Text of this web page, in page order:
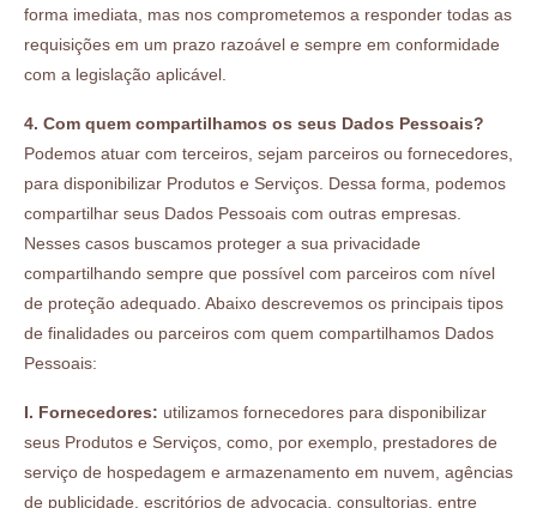
forma imediata, mas nos comprometemos a responder todas as
requisições em um prazo razoável e sempre em conformidade
com a legislação aplicável.
4. Com quem compartilhamos os seus Dados Pessoais?
Podemos atuar com terceiros, sejam parceiros ou fornecedores,
para disponibilizar Produtos e Serviços. Dessa forma, podemos
compartilhar seus Dados Pessoais com outras empresas.
Nesses casos buscamos proteger a sua privacidade
compartilhando sempre que possível com parceiros com nível
de proteção adequado. Abaixo descrevemos os principais tipos
de finalidades ou parceiros com quem compartilhamos Dados
Pessoais:
I. Fornecedores: utilizamos fornecedores para disponibilizar
seus Produtos e Serviços, como, por exemplo, prestadores de
serviço de hospedagem e armazenamento em nuvem, agências
de publicidade, escritórios de advocacia, consultorias, entre